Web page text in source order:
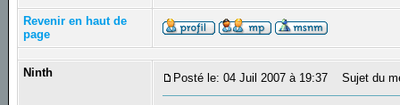
Revenir en haut de
page
Ninth Posté le: 04 Juil 2007 à 19:37 Sujet du